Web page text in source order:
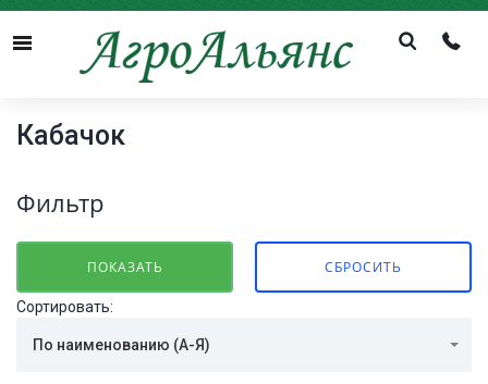
Menu
Кабачок
Фильтр
Сортировать:
По наименованию (А-Я)